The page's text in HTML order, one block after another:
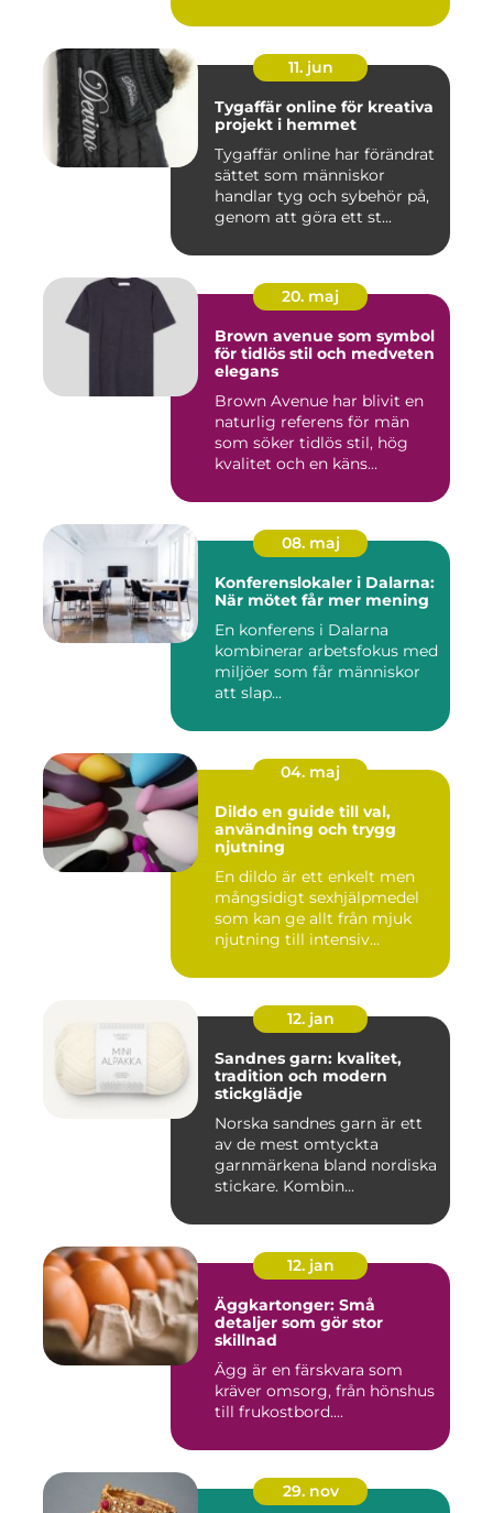
11. jun
Tygaffär online för kreativa
projekt i hemmet
Tygaffär online har förändrat
sättet som människor
handlar tyg och sybehör på,
genom att göra ett st...
20. maj
Brown avenue som symbol
för tidlös stil och medveten
elegans
Brown Avenue har blivit en
naturlig referens för män
som söker tidlös stil, hög
kvalitet och en käns...
08. maj
Konferenslokaler i Dalarna:
När mötet får mer mening
En konferens i Dalarna
kombinerar arbetsfokus med
miljöer som får människor
att slap...
04. maj
Dildo en guide till val,
användning och trygg
njutning
En dildo är ett enkelt men
mångsidigt sexhjälpmedel
som kan ge allt från mjuk
njutning till intensiv...
12. jan
Sandnes garn: kvalitet,
tradition och modern
stickglädje
Norska sandnes garn är ett
av de mest omtyckta
garnmärkena bland nordiska
stickare. Kombin...
12. jan
Äggkartonger: Små
detaljer som gör stor
skillnad
Ägg är en färskvara som
kräver omsorg, från hönshus
till frukostbord....
29. nov